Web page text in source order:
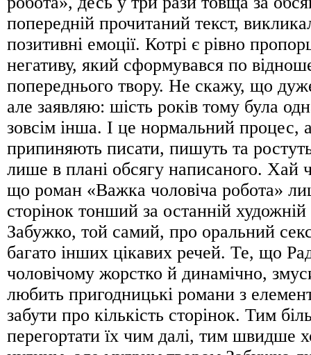
попередній прочитаний текст,
позитивні емоції. Котрі є рівно
негативу, який сформувався по
попереднього твору. Не скажу, що
але заявляю: шість років тому була
зовсім інша. І це нормальний процес,
припиняють писати, пишуть та
лише в плані обсягу написаного. Хай
що роман «Важка чоловіча робота»
сторінок тонший за останній
Забужко, той самий, про оральний
багато інших цікавих речей. Те, що
чоловічому жорстко й динамічно,
любить пригодницькі романи з
забути про кількість сторінок. Тим
перегортати їх чим далі, тим швидше